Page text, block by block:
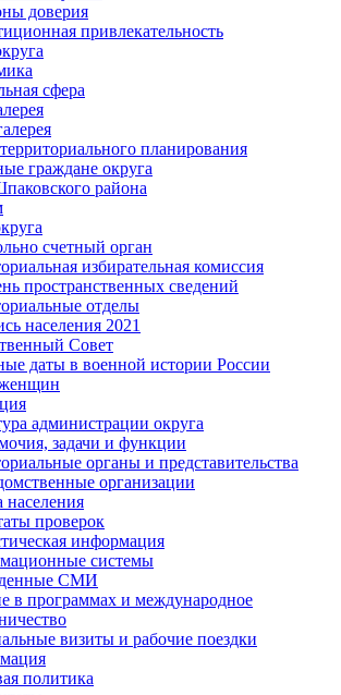
доверия
привлекательность
сфера
планирования
граждане округа
района
счетный орган
избирательная комиссия
пространственных сведений
отделы
населения 2021
Совет
даты в военной истории России
администрации округа
задачи и функции
органы и представительства
организации
населения
проверок
информация
системы
СМИ
в программах и международное
визиты и рабочие поездки
политика